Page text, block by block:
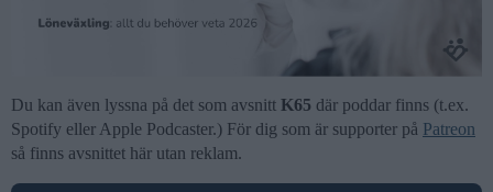
Du kan även lyssna på det som avsnitt K65 där poddar finns (t.ex.
Spotify eller Apple Podcaster.) För dig som är supporter på Patreon
så finns avsnittet här utan reklam.